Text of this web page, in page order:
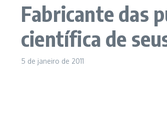
Fabricante das
científica de
5 de janeiro de 2011